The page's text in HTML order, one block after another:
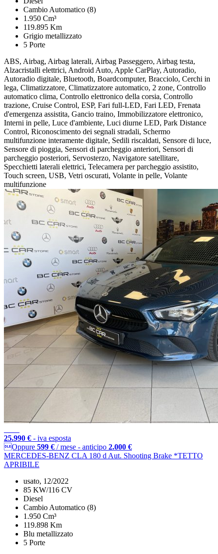
Cambio Automatico (8)
1.950 Cm³
119.895 Km
Grigio metallizzato
5 Porte
ABS, Airbag, Airbag laterali, Airbag Passeggero, Airbag testa,
Alzacristalli elettrici, Android Auto, Apple CarPlay, Autoradio,
Autoradio digitale, Bluetooth, Boardcomputer, Bracciolo, Cerchi in
lega, Climatizzatore, Climatizzatore automatico, 2 zone, Controllo
automatico clima, Controllo elettronico della corsia, Controllo
trazione, Cruise Control, ESP, Fari full-LED, Fari LED, Frenata
d'emergenza assistita, Gancio traino, Immobilizzatore elettronico,
Interni in pelle, Luce d'ambiente, Luci diurne LED, Park Distance
Control, Riconoscimento dei segnali stradali, Schermo
multifunzione interamente digitale, Sedili riscaldati, Sensore di luce,
Sensore di pioggia, Sensori di parcheggio anteriori, Sensori di
parcheggio posteriori, Servosterzo, Navigatore satellitare,
Specchietti laterali elettrici, Telecamera per parcheggio assistito,
Touch screen, USB, Vetri oscurati, Volante in pelle, Volante
multifunzione
25.990 € - iva esposta
Oppure 599 € / mese - anticipo 2.000 €
MERCEDES-BENZ CLA 180 d Aut. Shooting Brake *TETTO
APRIBILE
usato, 12/2022
85 KW/116 CV
Diesel
Cambio Automatico (8)
1.950 Cm³
119.898 Km
Blu metallizzato
5 Porte